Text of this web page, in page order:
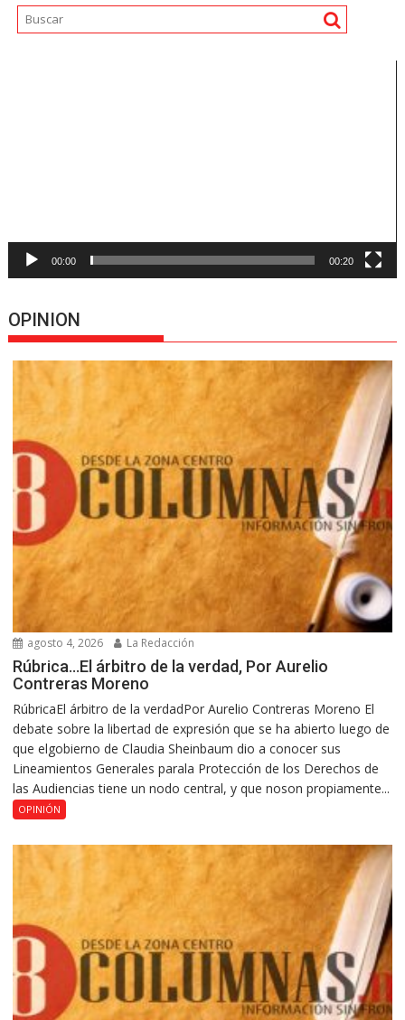
00:00 00:20
OPINION
agosto 4, 2026 La Redacción
Rúbrica…El árbitro de la verdad, Por Aurelio
Contreras Moreno
RúbricaEl árbitro de la verdadPor Aurelio Contreras Moreno El
debate sobre la libertad de expresión que se ha abierto luego de
que elgobierno de Claudia Sheinbaum dio a conocer sus
Lineamientos Generales parala Protección de los Derechos de
las Audiencias tiene un nodo central, y que noson propiamente...
OPINIÓN